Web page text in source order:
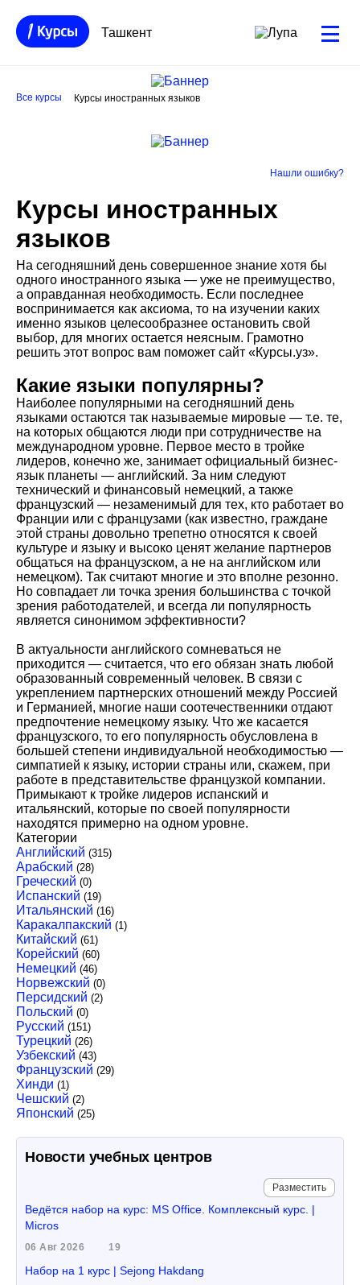
Ташкент
Все курсы Курсы иностранных языков
Нашли ошибку?
Курсы иностранных
языков
На сегодняшний день совершенное знание хотя бы
одного иностранного языка — уже не преимущество,
а оправданная необходимость. Если последнее
воспринимается как аксиома, то на изучении каких
именно языков целесообразнее остановить свой
выбор, для многих остается неясным. Грамотно
решить этот вопрос вам поможет сайт «Курсы.уз».
Какие языки популярны?
Наиболее популярными на сегодняшний день
языками остаются так называемые мировые — т.е. те,
на которых общаются люди при сотрудничестве на
международном уровне. Первое место в тройке
лидеров, конечно же, занимает официальный бизнес-
язык планеты — английский. За ним следуют
технический и финансовый немецкий, а также
французский — незаменимый для тех, кто работает во
Франции или с французами (как известно, граждане
этой страны довольно трепетно относятся к своей
культуре и языку и высоко ценят желание партнеров
общаться на французском, а не на английском или
немецком). Так считают многие и это вполне резонно.
Но совпадает ли точка зрения большинства с точкой
зрения работодателей, и всегда ли популярность
является синонимом эффективности?
В актуальности английского сомневаться не
приходится — считается, что его обязан знать любой
образованный современный человек. В связи с
укреплением партнерских отношений между Россией
и Германией, многие наши соотечественники отдают
предпочтение немецкому языку. Что же касается
французского, то его популярность обусловлена в
большей степени индивидуальной необходимостью —
симпатией к языку, истории страны или, скажем, при
работе в представительстве французкой компании.
Примыкают к тройке лидеров испанский и
итальянский, которые по своей популярности
находятся примерно на одном уровне.
Категории
Английский (315)
Арабский (28)
Греческий (0)
Испанский (19)
Итальянский (16)
Каракалпакский (1)
Китайский (61)
Корейский (60)
Немецкий (46)
Норвежский (0)
Персидский (2)
Польский (0)
Русский (151)
Турецкий (26)
Узбекский (43)
Французский (29)
Хинди (1)
Чешский (2)
Японский (25)
Новости учебных центров
Разместить
Ведётся набор на курс: MS Office. Комплексный курс. |
Micros
06 Авг 2026 19
Набор на 1 курс | Sejong Hakdang